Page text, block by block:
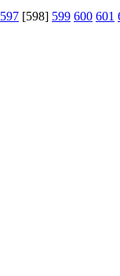
597 [598] 599 600 601